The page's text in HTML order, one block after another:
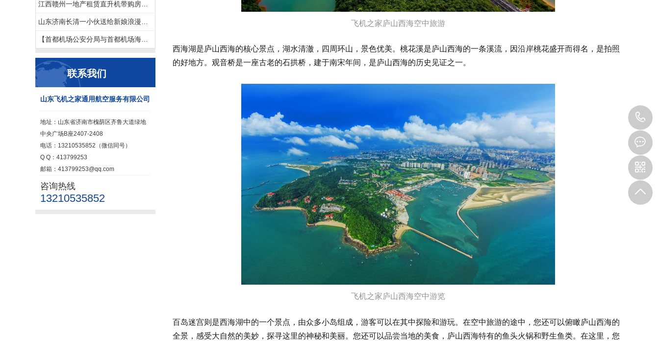
联系我们
山东飞机之家通用航空服务有限公司
地址：山东省济南市槐荫区齐鲁大道绿地
中央广场B座2407-2408
电话：13210535852（微信同号）
Q Q：413799253
邮箱：413799253@qq.com
咨询热线
13210535852
飞机之家庐山西海空中旅游
西海湖是庐山西海的核心景点，湖水清澈，四周环山，景色优美。桃花溪是庐山西海的一条溪流，因沿岸桃花盛开而得名，是拍照
的好地方。观音桥是一座古老的石拱桥，建于南宋年间，是庐山西海的历史见证之一。
飞机之家庐山西海空中游览
百岛迷宫则是西海湖中的一个景点，由众多小岛组成，游客可以在其中探险和游玩。在空中旅游的途中，您还可以俯瞰庐山西海的
全景，感受大自然的美妙，探寻这里的神秘和美丽。您还可以品尝当地的美食，庐山西海特有的鱼头火锅和野生鱼类。在这里，您